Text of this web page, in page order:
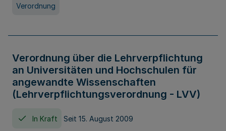
Verordnung
Verordnung über die Lehrverpflichtung
an Universitäten und Hochschulen für
angewandte Wissenschaften
(Lehrverpflichtungsverordnung - LVV)
In Kraft Seit 15. August 2009